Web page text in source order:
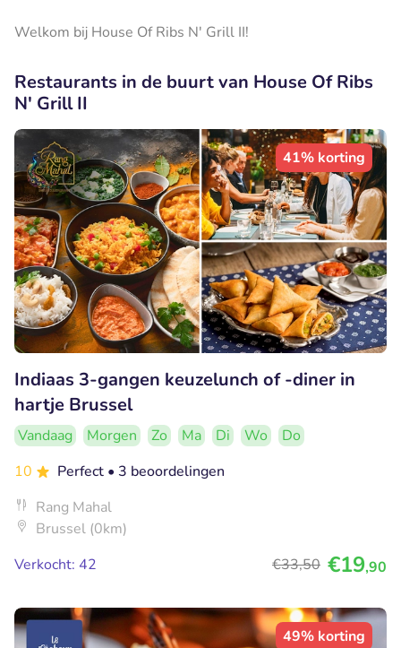
Welkom bij House Of Ribs N' Grill II!
Restaurants in de buurt van House Of Ribs
N' Grill II
41% korting
Indiaas 3-gangen keuzelunch of -diner in
hartje Brussel
Vandaag Morgen Zo Ma Di Wo
Do
10
Perfect • 3 beoordelingen
Rang Mahal
Brussel (0km)
Verkocht: 42
€33,50 €19,90
49% korting